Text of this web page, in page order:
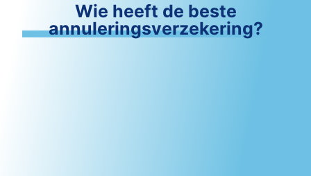
Wie heeft de beste
annuleringsverzekering?